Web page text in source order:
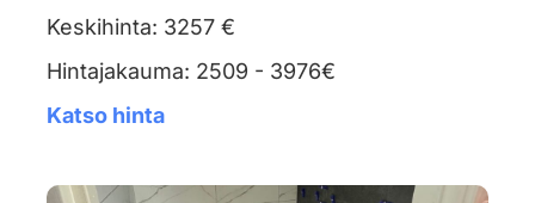
Keskihinta: 3257 €
Hintajakauma: 2509 - 3976€
Katso hinta